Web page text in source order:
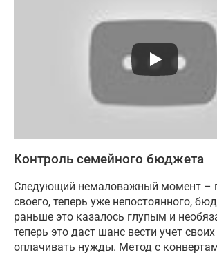
Контроль семейного бюджета
Следующий немаловажный момент –
своего, теперь уже непостоянного,
раньше это казалось глупым и
теперь это даст шанс вести учет
оплачивать нужды. Метод с